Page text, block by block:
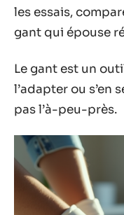
les essais,
gant qui épouse
Le gant est un
l’adapter ou s’en
pas l’à-peu-près.